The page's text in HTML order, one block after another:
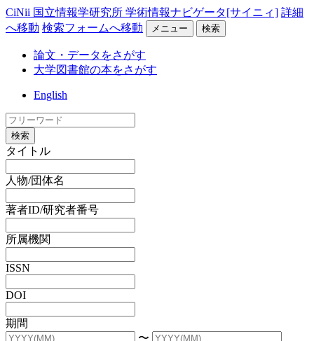
CiNii 国立情報学研究所 学術情報ナビゲータ[サイニィ] 詳細
へ移動 検索フォームへ移動 メニュー 検索
論文・データをさがす
大学図書館の本をさがす
English
検索
タイトル
人物/団体名
著者ID/研究者番号
所属機関
ISSN
DOI
期間
〜